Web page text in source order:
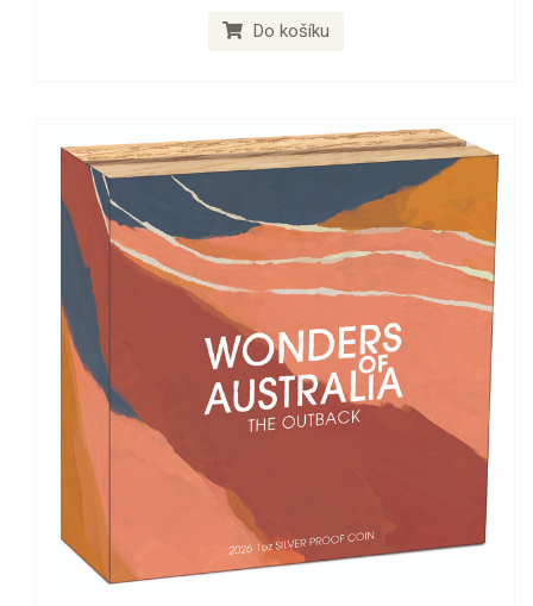
Do košíku